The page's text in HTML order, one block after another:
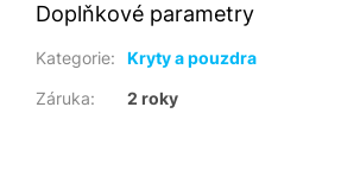
Doplňkové parametry
Kategorie:
Kryty a pouzdra
Záruka: 2 roky